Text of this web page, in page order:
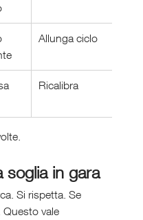
Allunga ciclo
Ricalibra
soglia in gara
Si rispetta. Se
Questo vale